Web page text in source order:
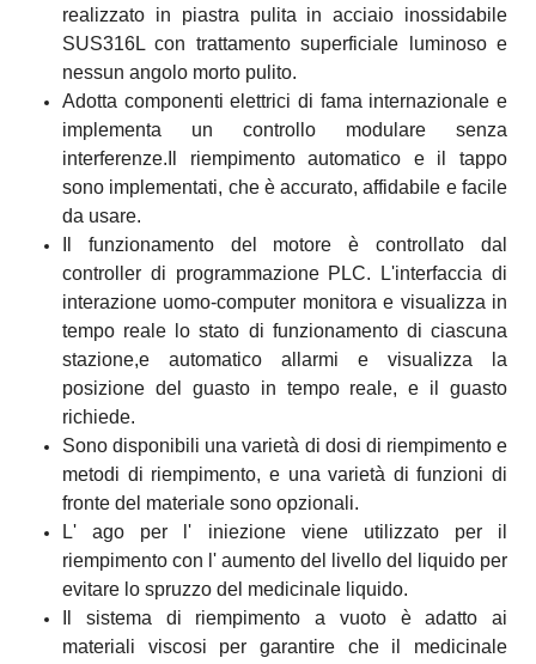
realizzato in piastra pulita in acciaio inossidabile
SUS316L con trattamento superficiale luminoso e
nessun angolo morto pulito.
Adotta componenti elettrici di fama internazionale e
implementa un controllo modulare senza
interferenze.Il riempimento automatico e il tappo
sono implementati, che è accurato, affidabile e facile
da usare.
Il funzionamento del motore è controllato dal
controller di programmazione PLC. L'interfaccia di
interazione uomo-computer monitora e visualizza in
tempo reale lo stato di funzionamento di ciascuna
stazione,e automatico allarmi e visualizza la
posizione del guasto in tempo reale, e il guasto
richiede.
Sono disponibili una varietà di dosi di riempimento e
metodi di riempimento, e una varietà di funzioni di
fronte del materiale sono opzionali.
L' ago per l' iniezione viene utilizzato per il
riempimento con l' aumento del livello del liquido per
evitare lo spruzzo del medicinale liquido.
Il sistema di riempimento a vuoto è adatto ai
materiali viscosi per garantire che il medicinale